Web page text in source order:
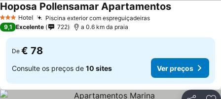
3 EstrelasHotel Piscina exterior com espreguiçadeiras
Hoposa Pollensamar Apartamentos
9,1 Excelente 722 a 0.6 km da praia
De € 78
Consulte os preços de 10 sites Ver preços